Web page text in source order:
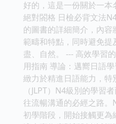
好的，這是一份關於一
絕對閤格 日檢必背文法
的圖書的詳細簡介，內
範疇和特點，同時避免
盡、自然。 --- 高效學習
用指南 導論：邁嚮日語
緻力於精進日語能力，
（JLPT）N4級別的學習
往流暢溝通的必經之路
初學階段，開始接觸更為